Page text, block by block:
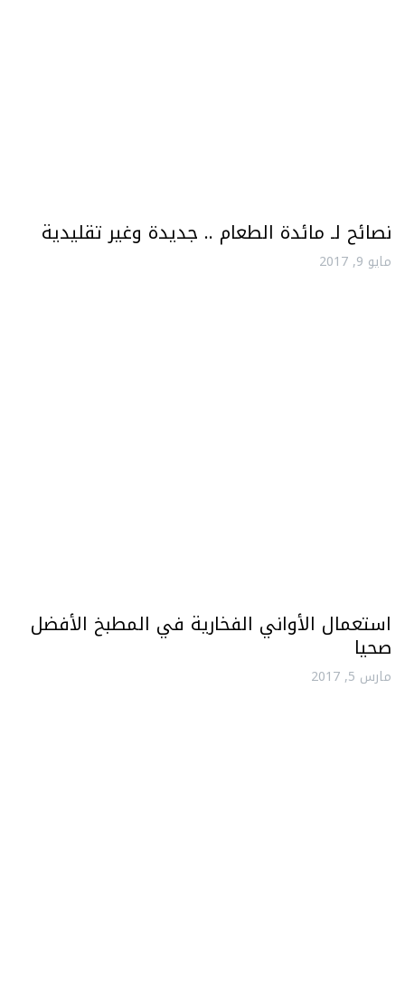
نصائح لـ مائدة الطعام .. جديدة وغير تقليدية
مايو 9, 2017
استعمال الأواني الفخارية في المطبخ الأفضل
صحيا
مارس 5, 2017